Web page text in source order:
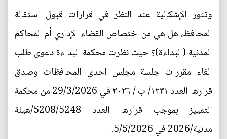
وتثور الإشكالية عند النظر في قرارات قبول استقالة
المحافظ، هل هي من اختصاص القضاء الإداري أم المحاكم
المدنية (البداءة)؟ حيث نظرت محكمة البداءة دعوى طلب
الغاء مقررات جلسة مجلس احدى المحافظات وصدق
قرارها العدد ١٢٣١/ ب / ٢٠٢٦ في 29/3/2026 من محكمة
التمييز بموجب قرارها العدد 5208/5248/هيئة
مدنية/2026 في 5/5/2026.